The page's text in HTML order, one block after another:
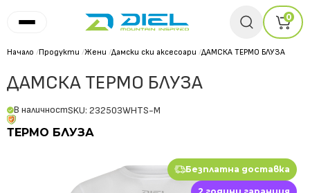
0
Начало /Продукти /Жени /Дамски ски аксесоари /ДАМСКА ТЕРМО БЛУЗА
ДАМСКА ТЕРМО БЛУЗА
В наличностSKU: 232503WHTS-M
ТЕРМО БЛУЗА
Безплатна доставка